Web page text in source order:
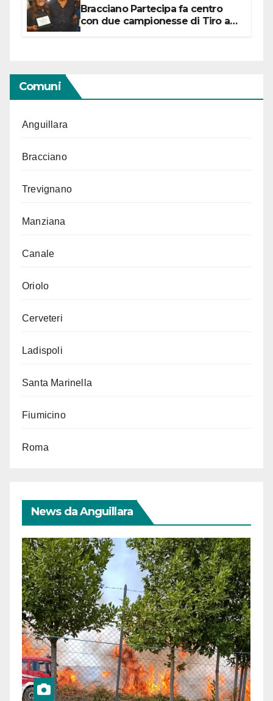
Bracciano Partecipa fa centro
con due campionesse di Tiro a
Comuni
Anguillara
Bracciano
Trevignano
Manziana
Canale
Oriolo
Cerveteri
Ladispoli
Santa Marinella
Fiumicino
Roma
News da Anguillara